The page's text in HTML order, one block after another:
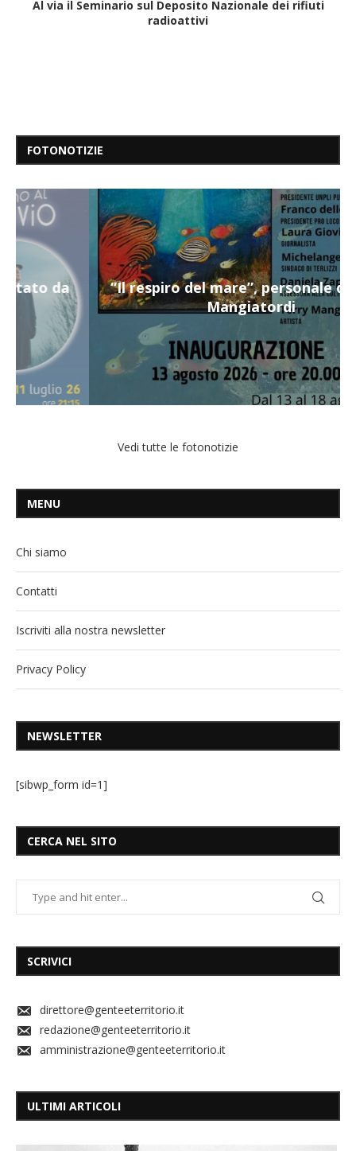
Al via il Seminario sul Deposito Nazionale dei rifiuti
radioattivi
FOTONOTIZIE
“Il respiro del mare”, personale di Terry
Mangiatordi
Vedi tutte le fotonotizie
MENU
Chi siamo
Contatti
Iscriviti alla nostra newsletter
Privacy Policy
NEWSLETTER
[sibwp_form id=1]
CERCA NEL SITO
SCRIVICI
direttore@genteeterritorio.it
redazione@genteeterritorio.it
amministrazione@genteeterritorio.it
ULTIMI ARTICOLI